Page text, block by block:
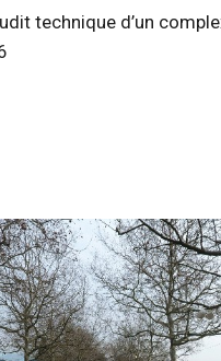
technique d’un